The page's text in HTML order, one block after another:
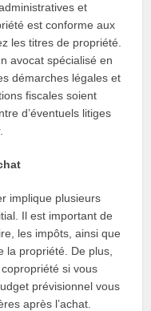
et
est conforme aux
les titres de propriété.
avocat spécialisé en
démarches légales et
fiscales soient
d’éventuels litiges
implique plusieurs
Il est important de
les impôts, ainsi que
la propriété. De plus,
si vous
prévisionnel vous
après l’achat.